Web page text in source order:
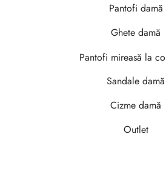
Pantofi damă
Ghete damă
Pantofi mireasă la
Sandale damă
Cizme damă
Outlet